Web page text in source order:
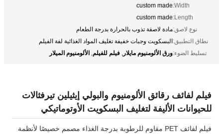
Width:
custom made
Length:
custom made
نوع لاصق:مادة لاصقة تذوب بالحرارة بدرجة الطعام
نطاق التطبيق:البسكويت وجبات خفيفة تغليف المواد الغذائية لفة الفيلم
تسليط الضوء:ورق الألومنيوم مايلار , فيلم للفيلم, الألومنيوم الميلار
فيلم لفائف رقائق الألومنيوم والبولي إيثيلين تيرفثالات
للحيوانات الأليفة لتغليف البسكويت الأوتوماتيكي
فيلم لفائف PET مقاوم للرطوبة بدرجة الغذاء مصمم خصيصًا لأنظمة